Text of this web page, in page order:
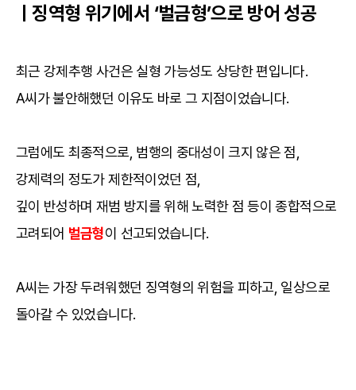
ㅣ징역형 위기에서 ‘벌금형’으로 방어 성공
최근 강제추행 사건은 실형 가능성도 상당한 편입니다.
A씨가 불안해했던 이유도 바로 그 지점이었습니다.
그럼에도 최종적으로, 범행의 중대성이 크지 않은 점,
강제력의 정도가 제한적이었던 점,
깊이 반성하며 재범 방지를 위해 노력한 점 등이 종합적으로
고려되어 벌금형이 선고되었습니다.
A씨는 가장 두려워했던 징역형의 위험을 피하고, 일상으로
돌아갈 수 있었습니다.